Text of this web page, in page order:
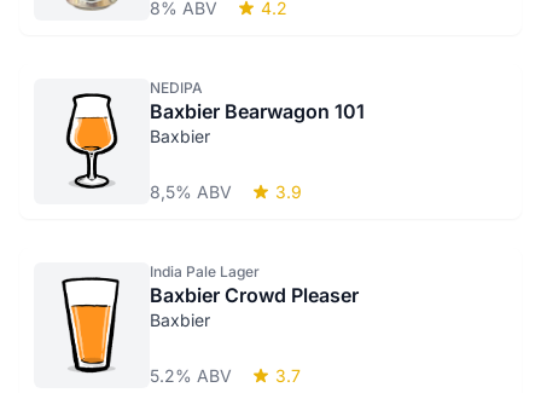
8% ABV 4.2
NEDIPA
Baxbier Bearwagon 101
Baxbier
8,5% ABV 3.9
India Pale Lager
Baxbier Crowd Pleaser
Baxbier
5.2% ABV 3.7